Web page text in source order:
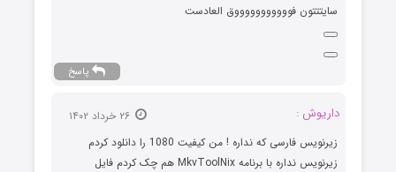
سایتتتون فوووووووووووق العادست
پاسخ
داریوش :
۲۶ خرداد ۱۴۰۲
زیرنویس فارسی که نداره ! من کیفیت 1080 را دانلود کردم
زیرنویس نداره با برنامه MkvToolNix هم چک کردم فایل